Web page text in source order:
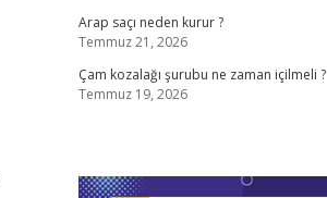
Arap saçı neden kurur ?
Temmuz 21, 2026
Çam kozalağı şurubu ne zaman içilmeli ?
Temmuz 19, 2026